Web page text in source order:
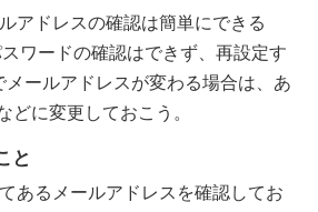
アドレスの確認は簡単にできる
ワードの確認はできず、再設定す
メールアドレスが変わる場合は、あ
どに変更しておこう。
と
あるメールアドレスを確認してお